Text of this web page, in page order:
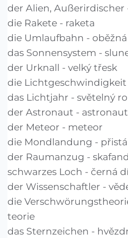
der Alien,
die Rakete - raketa
die Umlaufbahn -
das Sonnensystem -
der Urknall - velký třesk
die Lichtgeschwindigkeit
das Lichtjahr - světelný
der Astronaut - astronaut
der Meteor - meteor
die Mondlandung -
der Raumanzug -
schwarzes Loch - černá
der Wissenschaftler -
die
teorie
das Sternzeichen -